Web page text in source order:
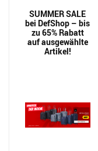
SUMMER SALE
bei DefShop – bis
zu 65% Rabatt
auf ausgewählte
Artikel!